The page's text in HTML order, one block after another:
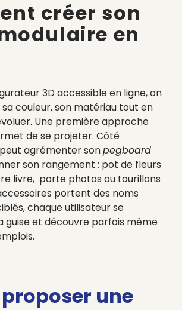
créer son
en
3D accessible en ligne, on
couleur, son matériau tout en
Une première approche
de se projeter. Côté
agrémenter sonpegboard
son rangement : pot de fleurs
livre, porte photos ou tourillons
portent des noms
chaque utilisateur se
guise et découvre parfois même
proposer une